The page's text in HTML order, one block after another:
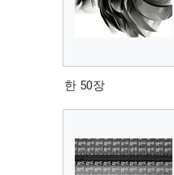
한 50장